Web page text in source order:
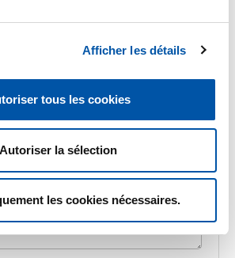
Afficher les détails
tous les cookies
Autoriser la sélection
les cookies nécessaires.